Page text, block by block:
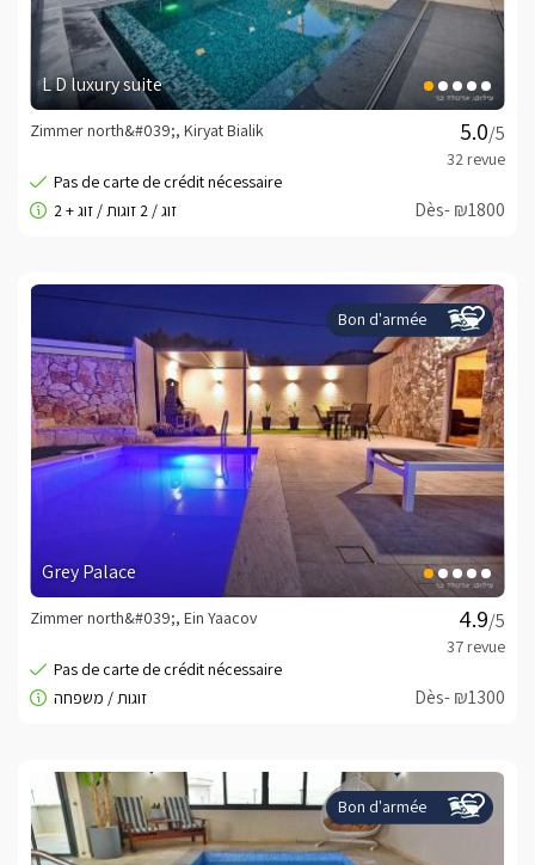
L D luxury suite
/5
Zimmer north&#039;, Kiryat Bialik
Dès- ₪1800
Bon d'armée
Grey Palace
/5
Zimmer north&#039;, Ein Yaacov
Dès- ₪1300
Bon d'armée